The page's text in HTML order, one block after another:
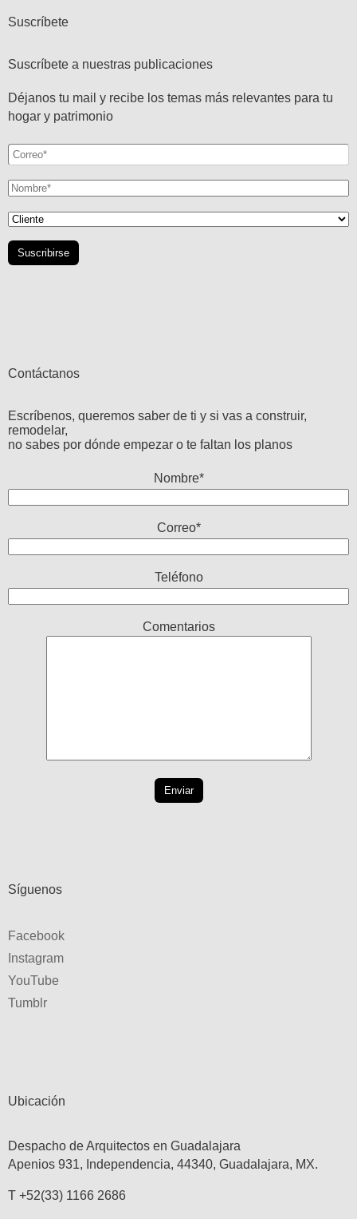
Suscríbete
Suscríbete a nuestras publicaciones
Déjanos tu mail y recibe los temas más relevantes para tu
hogar y patrimonio
Contáctanos
Escríbenos, queremos saber de ti y si vas a construir,
remodelar,
no sabes por dónde empezar o te faltan los planos
Nombre*
Correo*
Teléfono
Comentarios
Síguenos
Facebook
Instagram
YouTube
Tumblr
Ubicación
Despacho de Arquitectos en Guadalajara
Apenios 931, Independencia, 44340, Guadalajara, MX.
T +52(33) 1166 2686